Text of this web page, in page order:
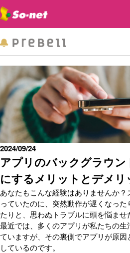
アプリのバックグラウン
にするメリットとデメリ
2024/09/24
あなたもこんな経験はありませんか
っていたのに、突然動作が遅くなっ
たりと、思わぬトラブルに頭を悩ませ
最近では、多くのアプリが私たちの
ていますが、その裏側でアプリが原
しているのです。